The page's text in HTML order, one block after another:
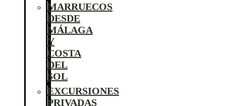
MARRUECOS
DESDE
MÁLAGA
Y
COSTA
DEL
SOL
EXCURSIONES
PRIVADAS